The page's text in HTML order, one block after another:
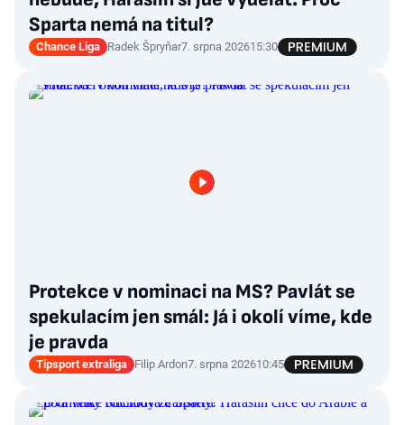
Sparta nemá na titul?
Chance Liga Radek Špryňar7. srpna 202615:30
Protekce v nominaci na MS? Pavlát se
spekulacím jen smál: Já i okolí víme, kde
je pravda
Tipsport extraliga Filip Ardon7. srpna 202610:45